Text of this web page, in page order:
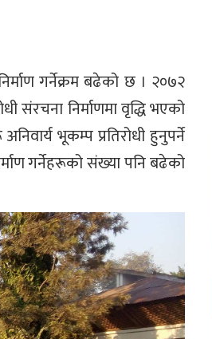
गर्नेक्रम बढेको छ । २०७२
संरचना निर्माणमा वृद्धि भएको
भूकम्प प्रतिरोधी हुनुपर्ने
गर्नेहरूको संख्या पनि बढेको